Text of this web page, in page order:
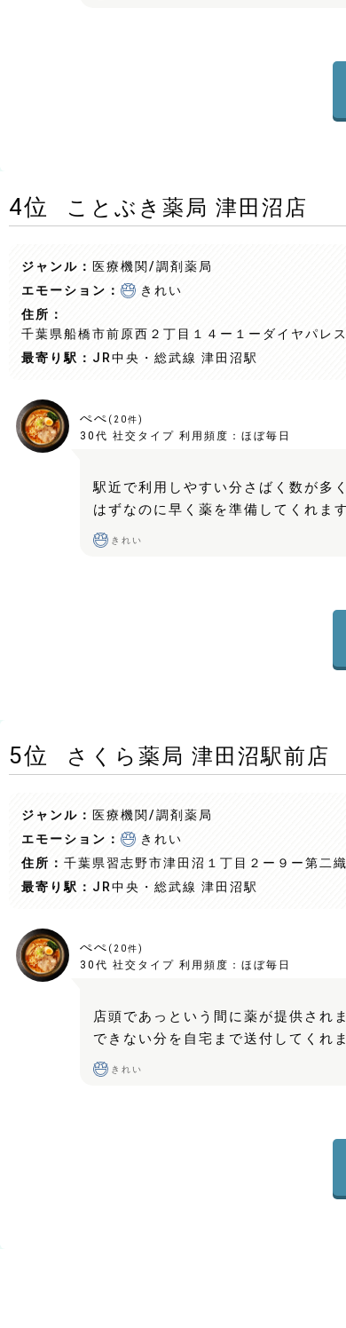
4位 ことぶき薬局 津田沼店
ジャンル： 医療機関/調剤薬局
エモーション：
きれい
住所：
千葉県船橋市前原西２丁目１４ー１ーダイヤパレ
最寄り駅： JR中央・総武線 津田沼駅
ぺぺ ( 20件)
30代 社交タイプ 利用頻度： ほぼ毎日
駅近で利用しやすい分さばく数が多
はずなのに早く薬を準備してくれます
きれい
5位 さくら薬局 津田沼駅前店
ジャンル： 医療機関/調剤薬局
エモーション：
きれい
住所： 千葉県習志野市津田沼１丁目２ー９ー第二
最寄り駅： JR中央・総武線 津田沼駅
ぺぺ ( 20件)
30代 社交タイプ 利用頻度： ほぼ毎日
店頭であっという間に薬が提供され
できない分を自宅まで送付してくれ
きれい